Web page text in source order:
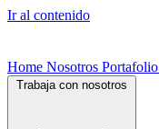
Ir al contenido
Home Nosotros Portafolio